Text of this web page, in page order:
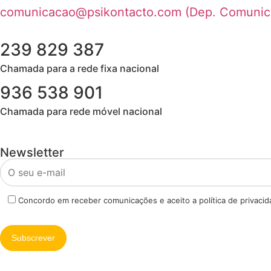
comunicacao@psikontacto.com (Dep.
239 829 387
Chamada para a rede fixa nacional​
936 538 901
Chamada para rede móvel nacional
Newsletter
Concordo em receber comunicações e aceito a política de